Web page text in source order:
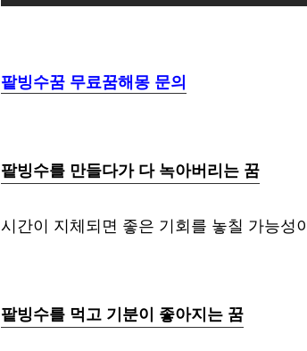
팥빙수꿈 무료꿈해몽 문의
팥빙수를 만들다가 다 녹아버리는 꿈
시간이 지체되면 좋은 기회를 놓칠 가능성
팥빙수를 먹고 기분이 좋아지는 꿈